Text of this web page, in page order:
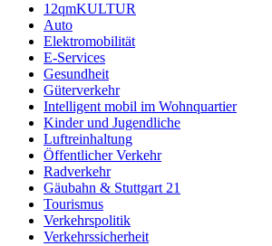
12qmKULTUR
Auto
Elektromobilität
E-Services
Gesundheit
Güterverkehr
Intelligent mobil im Wohnquartier
Kinder und Jugendliche
Luftreinhaltung
Öffentlicher Verkehr
Radverkehr
Gäubahn & Stuttgart 21
Tourismus
Verkehrspolitik
Verkehrssicherheit